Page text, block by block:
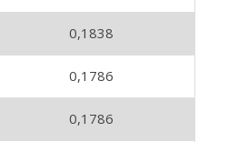
0,1838
0,1786
0,1786